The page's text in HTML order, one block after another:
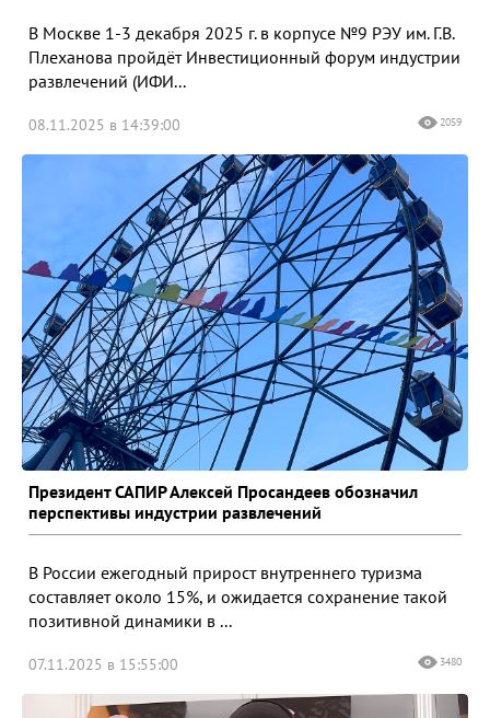
В Москве 1-3 декабря 2025 г. в корпусе №9 РЭУ им. Г.В.
Плеханова пройдёт Инвестиционный форум индустрии
развлечений (ИФИ...
08.11.2025 в 14:39:00 2059
Президент САПИР Алексей Просандеев обозначил
перспективы индустрии развлечений
В России ежегодный прирост внутреннего туризма
составляет около 15%, и ожидается сохранение такой
позитивной динамики в ...
07.11.2025 в 15:55:00 3480